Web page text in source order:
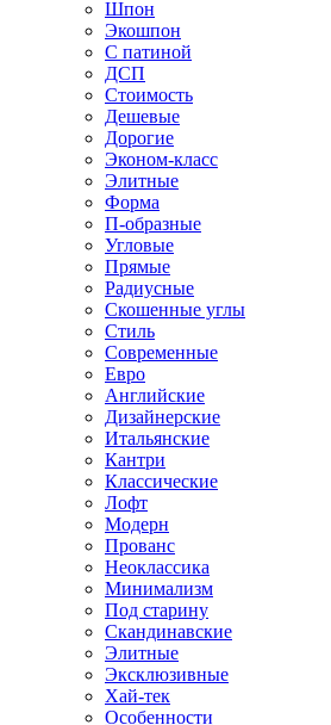
Шпон
Экошпон
С патиной
ДСП
Стоимость
Дешевые
Дорогие
Эконом-класс
Элитные
Форма
П-образные
Угловые
Прямые
Радиусные
Скошенные углы
Стиль
Современные
Евро
Английские
Дизайнерские
Итальянские
Кантри
Классические
Лофт
Модерн
Прованс
Неоклассика
Минимализм
Под старину
Скандинавские
Элитные
Эксклюзивные
Хай-тек
Особенности